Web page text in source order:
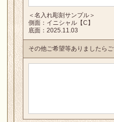
＜名入れ彫刻サンプル＞
側面：イニシャル【C】
底面：2025.11.03
その他ご希望等ありましたら